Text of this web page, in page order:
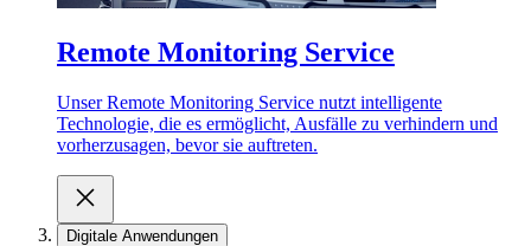
Remote Monitoring Service
Unser Remote Monitoring Service nutzt intelligente
Technologie, die es ermöglicht, Ausfälle zu verhindern und
vorherzusagen, bevor sie auftreten.
Digitale Anwendungen